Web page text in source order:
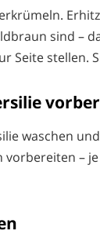
sind –
Seite stellen.
waschen
vorbereiten –